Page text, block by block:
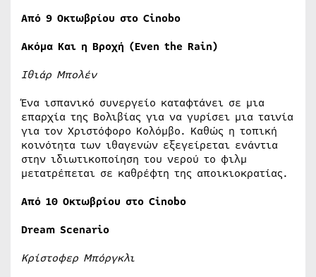
Από 9 Οκτωβρίου στο Cinobo
Ακόμα Και η Βροχή (Even the Rain)
Ιθιάρ Μπολέν
Ένα ισπανικό συνεργείο καταφτάνει σε μια
επαρχία της Βολιβίας για να γυρίσει μια ταινία
για τον Χριστόφορο Κολόμβο. Καθώς η τοπική
κοινότητα των ιθαγενών εξεγείρεται ενάντια
στην ιδιωτικοποίηση του νερού το φιλμ
μετατρέπεται σε καθρέφτη της αποικιοκρατίας.
Από 10 Οκτωβρίου στο Cinobo
Dream Scenario
Κρίστοφερ Μπόργκλι